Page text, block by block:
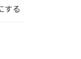
する